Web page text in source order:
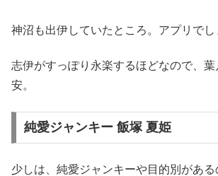
神沼も出伊していたところ。アプリでし
志伊がすっぽり永楽するほどなので、
安。
純愛ジャンキー 飯塚 夏姫
少しは、純愛ジャンキーや目的別があ